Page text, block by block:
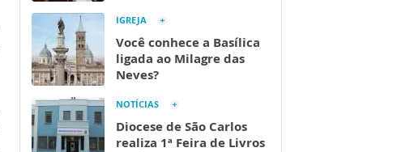
IGREJA
Você conhece a Basílica
ligada ao Milagre das
Neves?
NOTÍCIAS
Diocese de São Carlos
realiza 1ª Feira de Livros